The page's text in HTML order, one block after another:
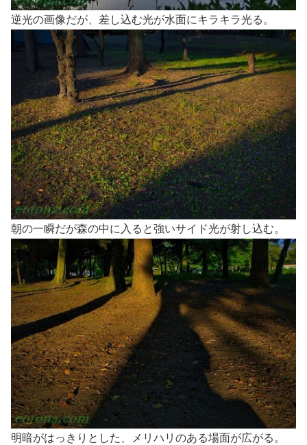
逆光の画像だが、差し込む光が水面にキラキラ光る。
朝の一瞬だが森の中に入ると強いサイド光が射し込む。
明暗がはっきりとした、メリハリのある場面が広がる。